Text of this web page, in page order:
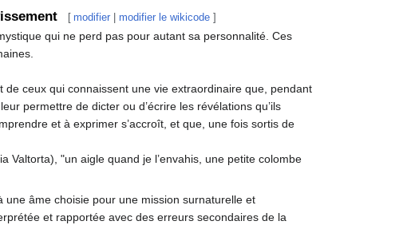
[ modifier |modifier le wikicode ]
qui ne perd pas pour autant sa personnalité. Ces
ceux qui connaissent une vie extraordinaire que, pendant
permettre de dicter ou d’écrire les révélations qu’ils
et à exprimer s’accroît, et que, une fois sortis de
Valtorta), "un aigle quand je l’envahis, une petite colombe
âme choisie pour une mission surnaturelle et
et rapportée avec des erreurs secondaires de la